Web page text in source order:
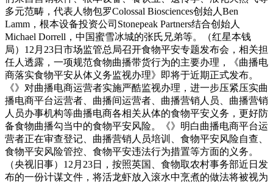
多元范畴，代表人物包罗Colossal Biosciences创始人Ben
Lamm，根本设备投资公司Stonepeak Partners结合创始人
Michael Dorrell，中国蜜雪冰城的张氏兄弟等。（红星本钱
局）12月23日市场监管总局召开食物平安专题发布会，相关担
任人透露，一项规范食物曲播带货行为的主要办理，《曲播电
商落实食物平安从体义务监视办理》即将于近期正式发布。
《》对曲播电商运营者实施严酷监视办理，进一步压紧压实曲
播电商平台运营者、曲播间运营者、曲播营销人员、曲播营销
人员办事机构等曲播电商各相关从体的食物平安义务，更好防
备食物曲播勾当中的食物平安风险。《》明白曲播电商平台运
营者正在审查登记、曲播营销人员培训、食物平安风险自查、
食物平安风险管控、食物平安违法行为措置等方面的义务。
（央视旧事）12月23日，按照英国、食物取农村事务部近日发
布的一份计谋文件，将活龙虾放入滚水中烹煮的做法将被视为